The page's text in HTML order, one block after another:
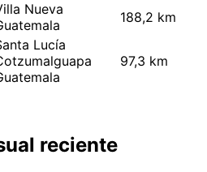
Nueva
188,2 km
Lucía
97,3 km
reciente